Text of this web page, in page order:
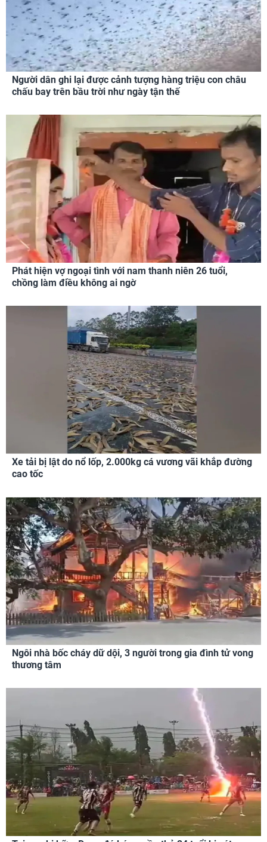
Người dân ghi lại được cảnh tượng hàng triệu con châu
chấu bay trên bầu trời như ngày tận thế
Phát hiện vợ ngoại tình với nam thanh niên 26 tuổi,
chồng làm điều không ai ngờ
Xe tải bị lật do nổ lốp, 2.000kg cá vương vãi khắp đường
cao tốc
Ngôi nhà bốc cháy dữ dội, 3 người trong gia đình tử vong
thương tâm